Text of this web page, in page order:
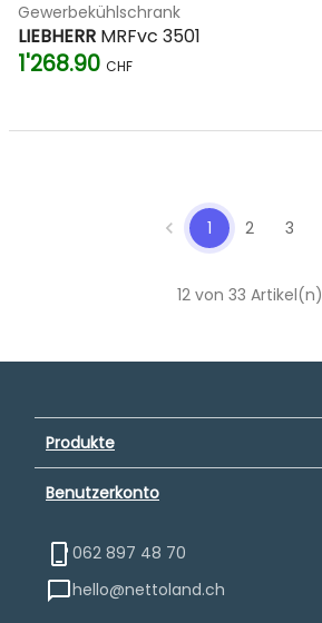
Gewerbekühlschrank
LIEBHERR MRFvc 3501
1'268.90 CHF
chevron_left 1 2 3
12 von 33 Artikel(n)
Produkte
Benutzerkonto
062 897 48 70
hello@nettoland.ch